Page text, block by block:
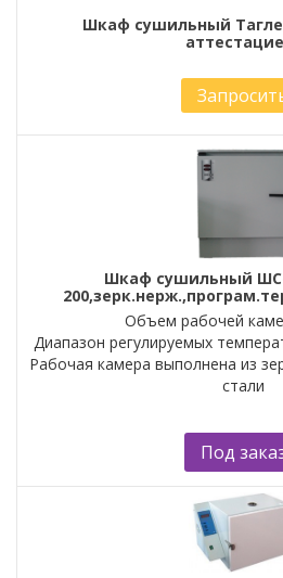
Шкаф сушильный
Шкаф сушильный
Объем рабочей
Диапазон регулируемых
Рабочая камера выполнена из
стали
Под